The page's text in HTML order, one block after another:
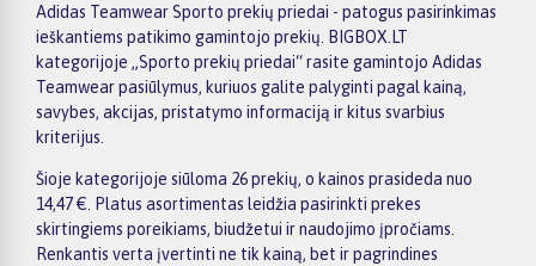
Adidas Teamwear Sporto prekių priedai - patogus pasirinkimas
ieškantiems patikimo gamintojo prekių. BIGBOX.LT
kategorijoje „Sporto prekių priedai“ rasite gamintojo Adidas
Teamwear pasiūlymus, kuriuos galite palyginti pagal kainą,
savybes, akcijas, pristatymo informaciją ir kitus svarbius
kriterijus.
Šioje kategorijoje siūloma 26 prekių, o kainos prasideda nuo
14,47 €. Platus asortimentas leidžia pasirinkti prekes
skirtingiems poreikiams, biudžetui ir naudojimo įpročiams.
Renkantis verta įvertinti ne tik kainą, bet ir pagrindines